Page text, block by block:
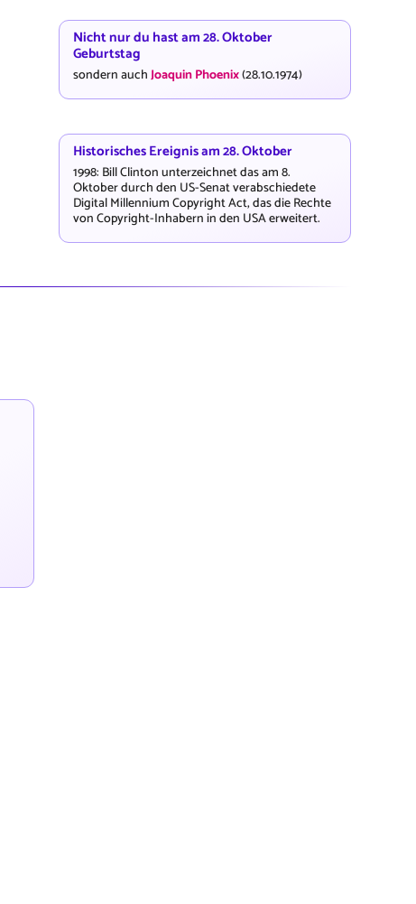
Nicht nur du hast am 28. Oktober
Geburtstag
sondern auchJoaquin Phoenix(28.10.1974)
Historisches Ereignis am 28. Oktober
1998: Bill Clinton unterzeichnet das am 8.
Oktober durch den US-Senat verabschiedete
Digital Millennium Copyright Act, das die Rechte
von Copyright-Inhabern in den USA erweitert.